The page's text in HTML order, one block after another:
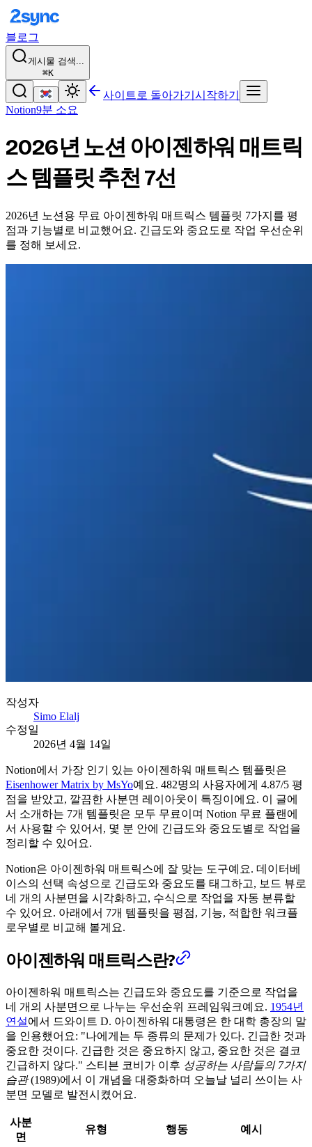
블로그
게시물 검색...
⌘K
사이트로 돌아가기 시작하기
Notion9분 소요
2026년 노션 아이젠하워 매트릭
스 템플릿 추천 7선
2026년 노션용 무료 아이젠하워 매트릭스 템플릿 7가지를 평
점과 기능별로 비교했어요. 긴급도와 중요도로 작업 우선순위
를 정해 보세요.
작성자
Simo Elalj
수정일
2026년 4월 14일
Notion에서 가장 인기 있는 아이젠하워 매트릭스 템플릿은
Eisenhower Matrix by MsYo예요. 482명의 사용자에게 4.87/5 평
점을 받았고, 깔끔한 사분면 레이아웃이 특징이에요. 이 글에
서 소개하는 7개 템플릿은 모두 무료이며 Notion 무료 플랜에
서 사용할 수 있어서, 몇 분 안에 긴급도와 중요도별로 작업을
정리할 수 있어요.
Notion은 아이젠하워 매트릭스에 잘 맞는 도구예요. 데이터베
이스의 선택 속성으로 긴급도와 중요도를 태그하고, 보드 뷰로
네 개의 사분면을 시각화하고, 수식으로 작업을 자동 분류할
수 있어요. 아래에서 7개 템플릿을 평점, 기능, 적합한 워크플
로우별로 비교해 볼게요.
아이젠하워 매트릭스란?
아이젠하워 매트릭스는 긴급도와 중요도를 기준으로 작업을
네 개의 사분면으로 나누는 우선순위 프레임워크예요. 1954년
연설에서 드와이트 D. 아이젠하워 대통령은 한 대학 총장의 말
을 인용했어요: "나에게는 두 종류의 문제가 있다. 긴급한 것과
중요한 것이다. 긴급한 것은 중요하지 않고, 중요한 것은 결코
긴급하지 않다." 스티븐 코비가 이후 성공하는 사람들의 7가지
습관(1989)에서 이 개념을 대중화하며 오늘날 널리 쓰이는 사
분면 모델로 발전시켰어요.
사분
면
유형 행동 예시